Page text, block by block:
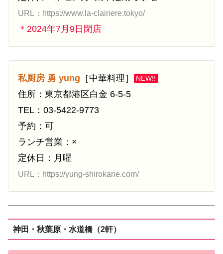
URL：https://www.la-clairiere.tokyo/
＊2024年7月9日閉店
私厨房 勇 yung ［中華料理］ NEW!!
住所：東京都港区白金 6-5-5
TEL：03-5422-9773
予約：可
ランチ営業：×
定休日：月曜
URL：https://yung-shirokane.com/
神田・秋葉原・水道橋（2軒）